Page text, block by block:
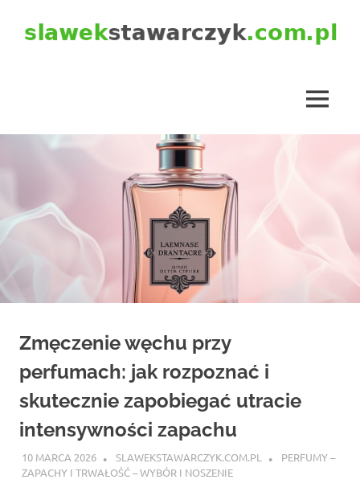
MENU
Zmęczenie węchu przy
perfumach: jak rozpoznać i
skutecznie zapobiegać utracie
intensywności zapachu
10 MARCA 2026 SLAWEKSTAWARCZYK.COM.PL
PERFUMY –
ZAPACHY I TRWAŁOŚĆ – WYBÓR I NOSZENIE